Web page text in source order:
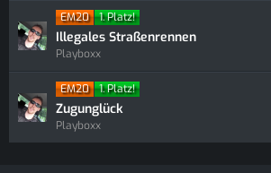
EM20 1. Platz!
Illegales Straßenrennen
Playboxx
EM20 1. Platz!
Zugunglück
Playboxx